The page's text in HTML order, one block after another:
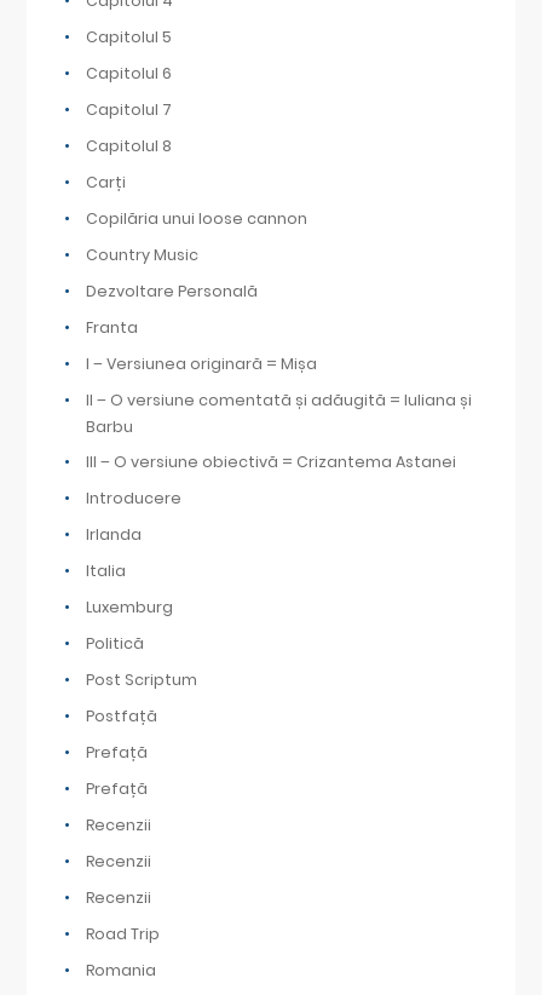
Capitolul 5
Capitolul 6
Capitolul 7
Capitolul 8
Carți
Copilăria unui loose cannon
Country Music
Dezvoltare Personală
Franta
I – Versiunea originară = Mișa
II – O versiune comentată și adăugită = Iuliana și
Barbu
III – O versiune obiectivă = Crizantema Astanei
Introducere
Irlanda
Italia
Luxemburg
Politică
Post Scriptum
Postfață
Prefață
Prefață
Recenzii
Recenzii
Recenzii
Road Trip
Romania